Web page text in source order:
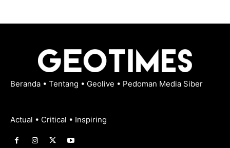
Beranda • Tentang • Geolive • Pedoman Media Siber
Actual • Critical • Inspiring